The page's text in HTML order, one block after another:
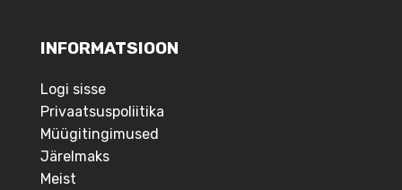
INFORMATSIOON
Logi sisse
Privaatsuspoliitika
Müügitingimused
Järelmaks
Meist